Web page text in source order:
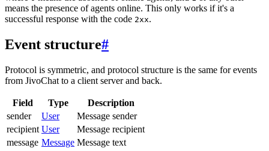
means the presence of agents online. This only works if it's a
successful response with the code 2xx.
Event structure#
Protocol is symmetric, and protocol structure is the same for events
from JivoChat to a client server and back.
Field Type
Description
sender
User
Message sender
recipient User
Message recipient
message Message Message text